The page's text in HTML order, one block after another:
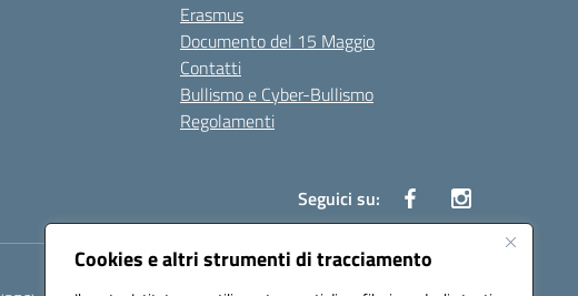
Cookies e altri strumenti di tracciamento
Erasmus
Documento del 15 Maggio
Contatti
Bullismo e Cyber-Bullismo
Regolamenti
Seguici su: